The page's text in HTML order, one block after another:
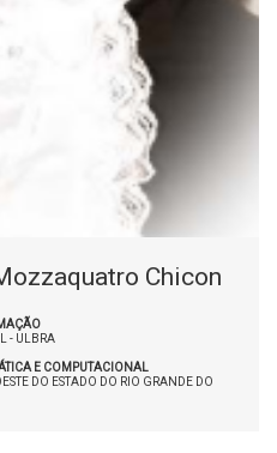
Chicon
- ULBRA
E COMPUTACIONAL
DO ESTADO DO RIO GRANDE DO